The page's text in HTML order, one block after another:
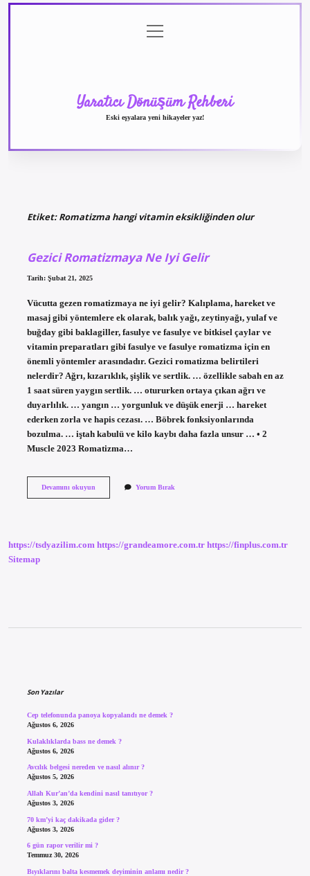
menüyü
aç
Yaratıcı Dönüşüm Rehberi
Eski eşyalara yeni hikayeler yaz!
Etiket:Romatizma hangi vitamin eksikliğinden olur
Gezici Romatizmaya Ne Iyi Gelir
Tarih: Şubat 21, 2025
Vücutta gezen romatizmaya ne iyi gelir? Kalıplama, hareket ve
masaj gibi yöntemlere ek olarak, balık yağı, zeytinyağı, yulaf ve
buğday gibi baklagiller, fasulye ve fasulye ve bitkisel çaylar ve
vitamin preparatları gibi fasulye ve fasulye romatizma için en
önemli yöntemler arasındadır. Gezici romatizma belirtileri
nelerdir? Ağrı, kızarıklık, şişlik ve sertlik. … özellikle sabah en az
1 saat süren yaygın sertlik. … otururken ortaya çıkan ağrı ve
duyarlılık. … yangın … yorgunluk ve düşük enerji … hareket
ederken zorla ve hapis cezası. … Böbrek fonksiyonlarında
bozulma. … iştah kabulü ve kilo kaybı daha fazla unsur … • 2
Muscle 2023 Romatizma…
Devamını okuyunGezici
Yorum Bırak
https://tsdyazilim.com https://grandeamore.com.tr https://finplus.com.tr
Sitemap
Son Yazılar
Cep telefonunda panoya kopyalandı ne demek ?
Ağustos 6, 2026
Kulaklıklarda bass ne demek ?
Ağustos 6, 2026
Avcılık belgesi nereden ve nasıl alınır ?
Ağustos 5, 2026
Allah Kur’an’da kendini nasıl tanıtıyor ?
Ağustos 3, 2026
70 km’yi kaç dakikada gider ?
Ağustos 3, 2026
6 gün rapor verilir mi ?
Temmuz 30, 2026
Bıyıklarını balta kesmemek deyiminin anlamı nedir ?